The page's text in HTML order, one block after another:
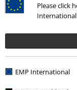
Please click
International
EMP International
Última visita